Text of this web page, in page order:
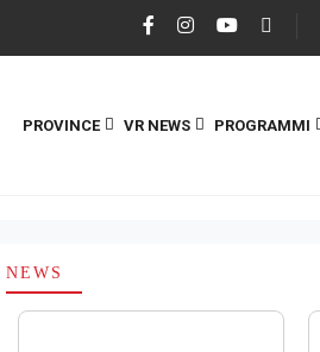
PROVINCE VR NEWS PROGRAMMI
NEWS